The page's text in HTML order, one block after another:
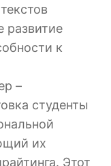
развитие
к
–
студенты
их
Этот